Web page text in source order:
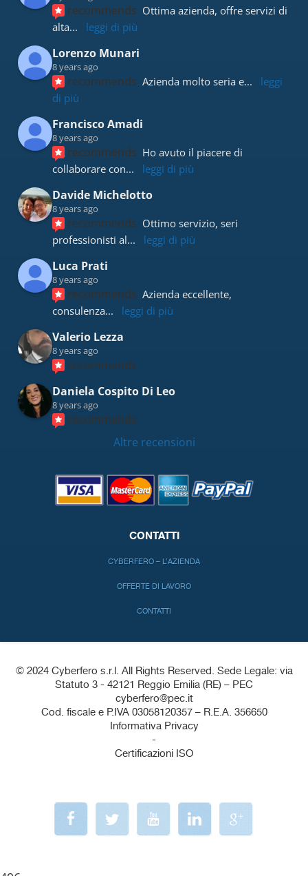
recommends Ottima azienda, offre servizi di
alta... leggi di più
Lorenzo Munari
8 years ago
recommends Azienda molto seria e...
leggi
di più
Francisco Amadi
8 years ago
recommends Ho avuto il piacere di
collaborare con... leggi di più
Davide Michelotto
8 years ago
recommends Ottimo servizio, seri
professionisti al... leggi di più
Luca Prati
8 years ago
recommends Azienda eccellente,
consulenza... leggi di più
Valerio Lezza
8 years ago
recommends
Daniela Cospito Di Leo
8 years ago
recommends
Altre recensioni
CONTATTI
CYBERFERO – L’AZIENDA
OFFERTE DI LAVORO
CONTATTI
© 2024 Cyberfero s.r.l. All Rights Reserved. Sede Legale: via
Statuto 3 - 42121 Reggio Emilia (RE) – PEC
cyberfero@pec.it
Cod. fiscale e P.IVA 03058120357 – R.E.A. 356650
Informativa Privacy
-
Certificazioni ISO